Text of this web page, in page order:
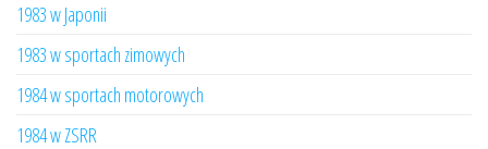
1983 w Japonii
1983 w sportach zimowych
1984 w sportach motorowych
1984 w ZSRR